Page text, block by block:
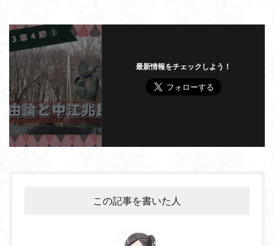
最新情報をチェックしよう！
この記事を書いた人